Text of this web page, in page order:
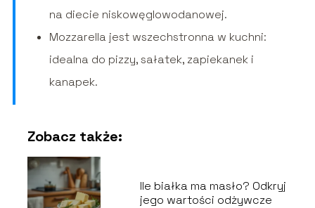
na diecie niskowęglowodanowej.
Mozzarella jest wszechstronna w kuchni:
idealna do pizzy, sałatek, zapiekanek i
kanapek.
Zobacz także:
Ile białka ma masło? Odkryj
jego wartości odżywcze